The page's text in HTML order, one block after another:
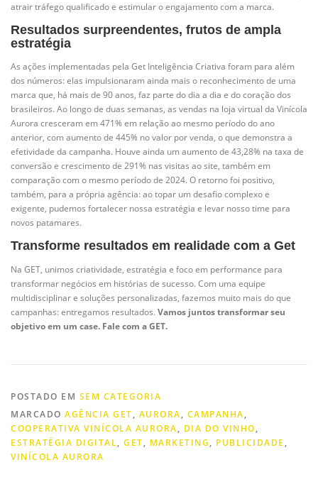
atrair tráfego qualificado e estimular o engajamento com a marca.
Resultados surpreendentes, frutos de ampla
estratégia
As ações implementadas pela Get Inteligência Criativa foram para além
dos números: elas impulsionaram ainda mais o reconhecimento de uma
marca que, há mais de 90 anos, faz parte do dia a dia e do coração dos
brasileiros. Ao longo de duas semanas, as vendas na loja virtual da Vinícola
Aurora cresceram em 471% em relação ao mesmo período do ano
anterior, com aumento de 445% no valor por venda, o que demonstra a
efetividade da campanha. Houve ainda um aumento de 43,28% na taxa de
conversão e crescimento de 291% nas visitas ao site, também em
comparação com o mesmo período de 2024. O retorno foi positivo,
também, para a própria agência: ao topar um desafio complexo e
exigente, pudemos fortalecer nossa estratégia e levar nosso time para
novos patamares.
Transforme resultados em realidade com a Get
Na GET, unimos criatividade, estratégia e foco em performance para
transformar negócios em histórias de sucesso. Com uma equipe
multidisciplinar e soluções personalizadas, fazemos muito mais do que
campanhas: entregamos resultados. Vamos juntos transformar seu
objetivo em um case. Fale com a GET.
POSTADO EM SEM CATEGORIA
MARCADO AGÊNCIA GET, AURORA, CAMPANHA,
COOPERATIVA VINÍCOLA AURORA, DIA DO VINHO,
ESTRATÉGIA DIGITAL, GET, MARKETING, PUBLICIDADE ,
VINÍCOLA AURORA